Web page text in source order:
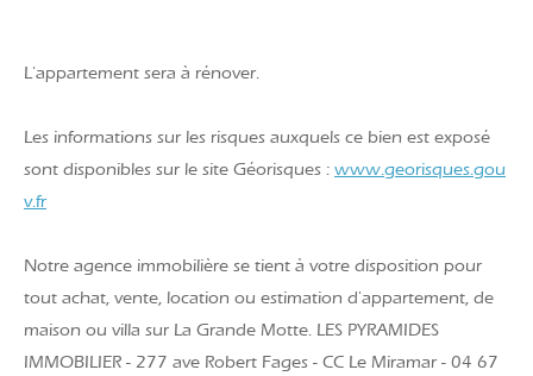
L'appartement sera à rénover.
Les informations sur les risques auxquels ce bien est exposé
sont disponibles sur le site Géorisques : www.georisques.gou
v.fr
Notre agence immobilière se tient à votre disposition pour
tout achat, vente, location ou estimation d'appartement, de
maison ou villa sur La Grande Motte. LES PYRAMIDES
IMMOBILIER - 277 ave Robert Fages - CC Le Miramar - 04 67